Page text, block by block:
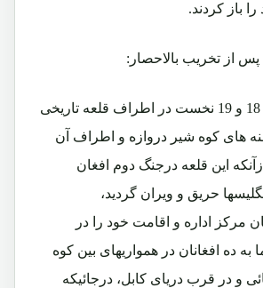
باز کردند.
از تخریب بالاحصار:
شهر کابل در قرن 18 و 19 نخست در اطراف قلعه تاریخی
های کوه شیر دروازه و اطراف آن
این قلعه درجنگ دوم افغان
حریق و ویران گردید،
مرکز اداره و اقامت خود را در
ده افغانان در همواریهای بین کوه
و در قرب دریای کابل، درجائیکه